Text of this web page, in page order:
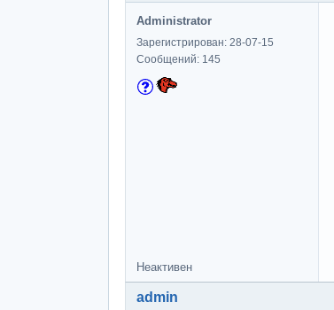
Administrator
Зарегистрирован: 28-07-15
Сообщений: 145
Неактивен
admin